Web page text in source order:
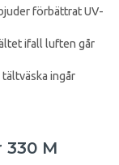
förbättrat UV-
ifall luften går
ingår
330 M